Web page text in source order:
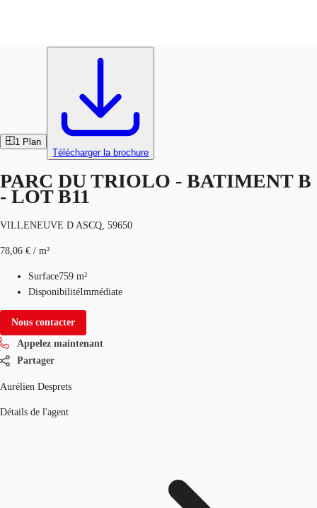
Données marchés
Pourquoi JLL?
NxT
Favoris
Appelez maintenant
1 Plan
Télécharger la brochure
PARC DU TRIOLO - BATIMENT B
- LOT B11
VILLENEUVE D ASCQ, 59650
78,06 € / m²
Surface759 m²
DisponibilitéImmédiate
Nous contacter
Appelez maintenant
Partager
Aurélien Desprets
Détails de l'agent